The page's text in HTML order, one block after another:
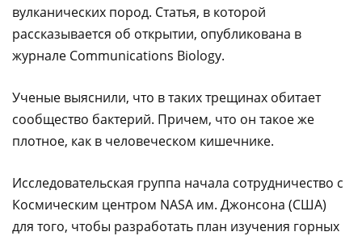
вулканических пород. Статья, в которой
рассказывается об открытии, опубликована в
журнале Communications Biology.
Ученые выяснили, что в таких трещинах обитает
сообщество бактерий. Причем, что он такое же
плотное, как в человеческом кишечнике.
Исследовательская группа начала сотрудничество с
Космическим центром NASA им. Джонсона (США)
для того, чтобы разработать план изучения горных